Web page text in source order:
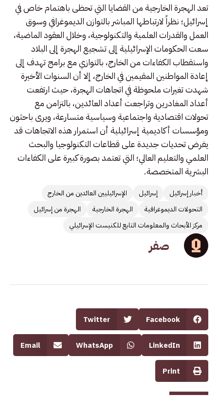
تعد الهجرة الخارجية من القضايا التي تحظى باهتمام خاص في
إسرائيل؛ نظراً لارتباطها المباشر بالتوازن الديموغرافي وسوق
العمل والقدرات العلمية والتكنولوجية، وخلال العقود الماضية،
سعت الحكومات الإسرائيلية إلى تشجيع الهجرة إلى البلاد
واستقطاب الكفاءات من الخارج، بالتوازي مع برامج تهدف إلى
إعادة المواطنين المقيمين في الخارج، إلا أن السنوات الأخيرة
شهدت تغيرات ملحوظة في اتجاهات الهجرة، حيث ارتفعت
أعداد المغادرين وتراجعت أعداد العائدين، بالتزامن مع
تحولات اقتصادية واجتماعية وسياسية متسارعة، ويرى باحثون
ومؤسسات أكاديمية إسرائيلية أن استمرار هذه الاتجاهات قد
يفرض تحديات جديدة على قطاعات التكنولوجيا والبحث
العلمي والتعليم العالي؛ التي تعتمد بصورة كبيرة على الكفاءات
البشرية المتخصصة.
أخبار إسرائيل إسرائيل
الإسرائيليين العائدين من الخارج
التحولات الديموغرافية
الهجرة الخارجية
الهجرة من إسرائيل
مركز الأبحاث والمعلومات التابع للكنيست الإسرائيلي
صفر
Facebook
Twitter
LinkedIn
WhatsApp
Email
Print